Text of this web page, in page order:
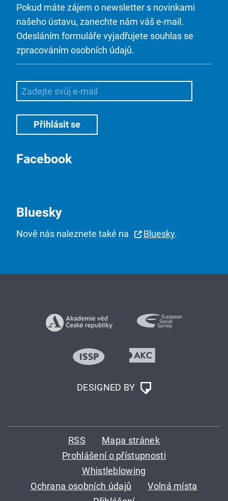
Pokud máte zájem o newsletter s novinkami
našeho ústavu, zanechte nám váš e-mail.
Odesláním formuláře vyjadřujete souhlas se
zpracováním osobních údajů.
Facebook
Bluesky
Nově nás naleznete také na Bluesky.
DESIGNED BY
RSS
Mapa stránek
Prohlášení o přístupnosti
Whistleblowing
Ochrana osobních údajů
Volná místa